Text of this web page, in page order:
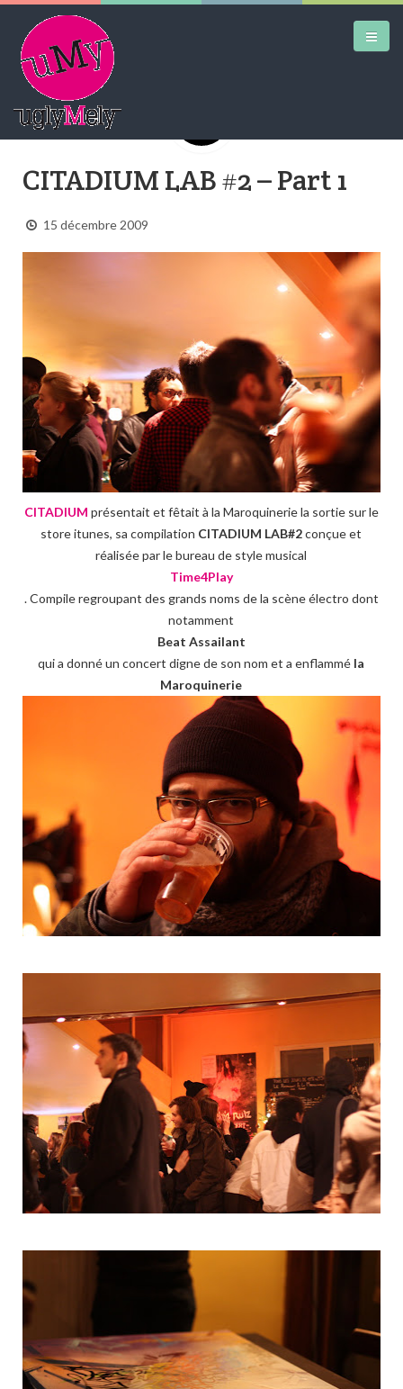
AIRTRAINERPEDIA
STREET ART
CITADIUM LAB #2 – Part 1
15 décembre 2009
CITADIUM présentait et fêtait à la Maroquinerie la sortie sur le
store itunes, sa compilation CITADIUM LAB#2conçue et
réalisée par le bureau de style musical
Time4Play
. Compile regroupant des grands noms de la scène électro dont
notamment
Beat Assailant
qui a donné un concert digne de son nom et a enflammé la
Maroquinerie